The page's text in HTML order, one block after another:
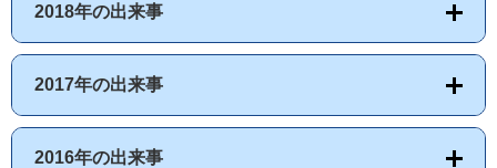
2018年の出来事
2017年の出来事
2016年の出来事